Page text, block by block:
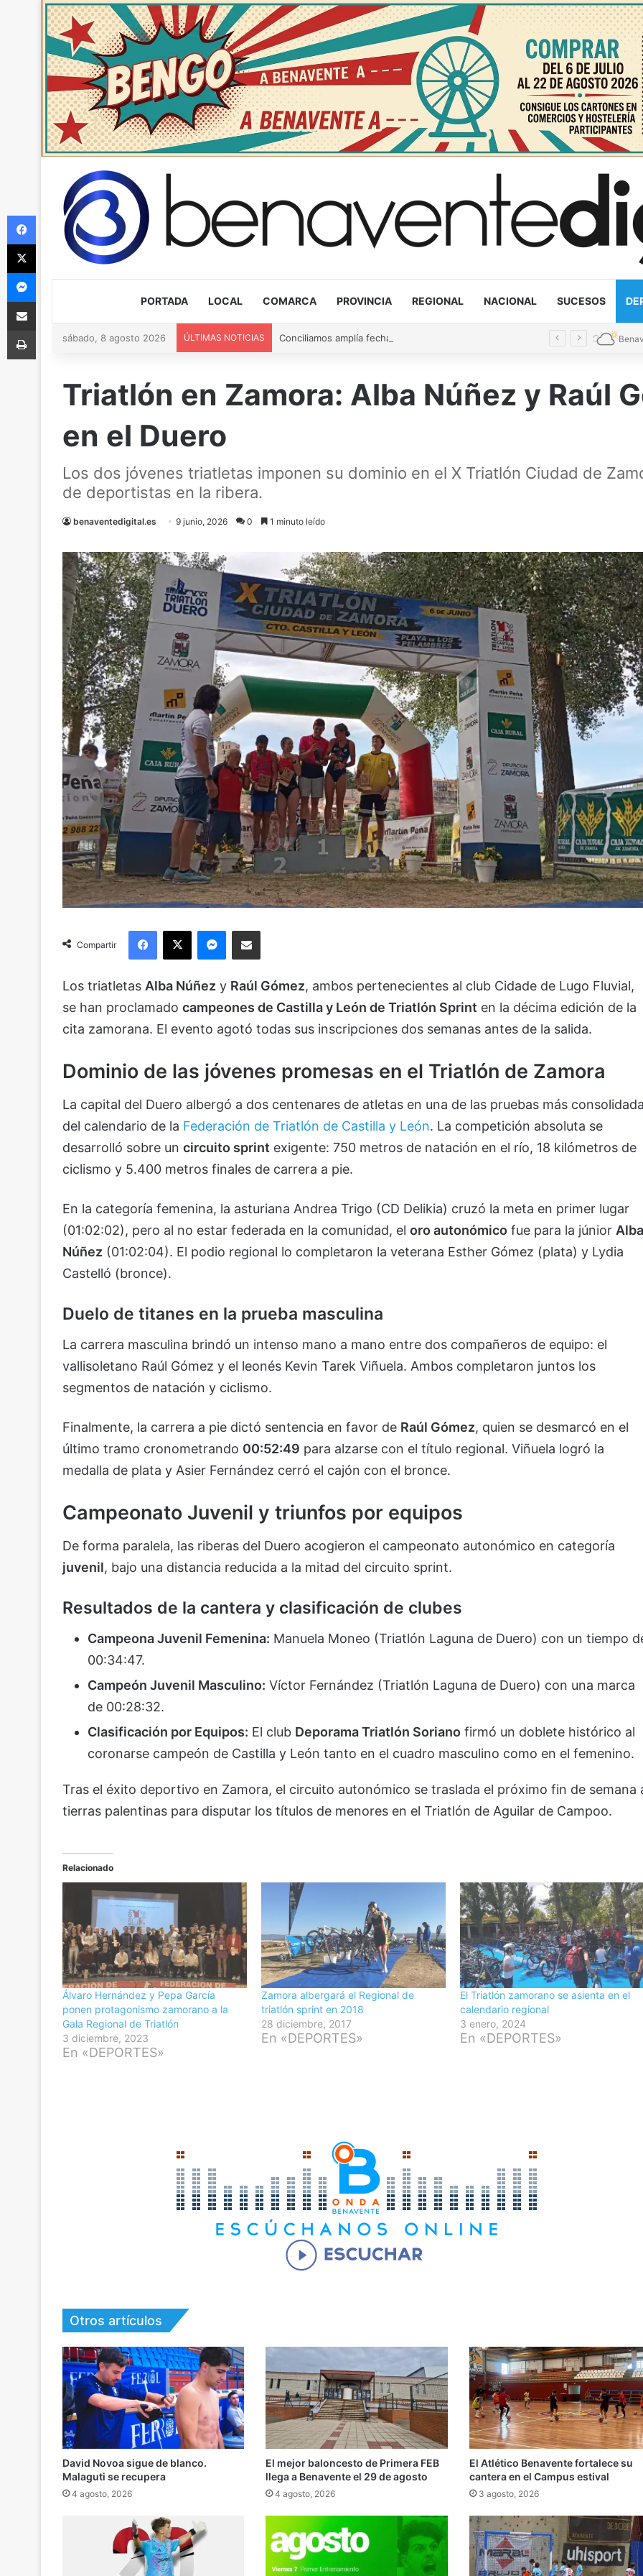
PORTADA LOCAL COMARCA PROVINCIA REGIONAL NACIONAL SUCESOS
sábado, 8 agosto 2026 ÚLTIMAS NOTICIAS
Triatlón en Zamora: Alba Núñez y Raúl
en el Duero
Los dos jóvenes triatletas imponen su dominio en el X Triatlón Ciudad de
de deportistas en la ribera.
benaventedigital.es 9 junio, 2026 0 1 minuto leído
Compartir
Facebook
X Messenger
Compartir via Email
Los triatletas Alba Núñez y Raúl Gómez, ambos pertenecientes al club Cidade de Lugo Fluvial,
se han proclamado campeones de Castilla y León de Triatlón Sprint en la décima edición de la
cita zamorana. El evento agotó todas sus inscripciones dos semanas antes de la salida.
Dominio de las jóvenes promesas en el Triatlón de Zamora
La capital del Duero albergó a dos centenares de atletas en una de las pruebas más
del calendario de la Federación de Triatlón de Castilla y León. La competición absoluta se
desarrolló sobre un circuito sprint exigente: 750 metros de natación en el río, 18 kilómetros de
ciclismo y 5.400 metros finales de carrera a pie.
En la categoría femenina, la asturiana Andrea Trigo (CD Delikia) cruzó la meta en primer lugar
(01:02:02), pero al no estar federada en la comunidad, el oro autonómico fue para la júnior Alba
Núñez (01:02:04). El podio regional lo completaron la veterana Esther Gómez (plata) y Lydia
Castelló (bronce).
Duelo de titanes en la prueba masculina
La carrera masculina brindó un intenso mano a mano entre dos compañeros de equipo: el
vallisoletano Raúl Gómez y el leonés Kevin Tarek Viñuela. Ambos completaron juntos los
segmentos de natación y ciclismo.
Finalmente, la carrera a pie dictó sentencia en favor de Raúl Gómez, quien se desmarcó en el
último tramo cronometrando 00:52:49 para alzarse con el título regional. Viñuela logró la
medalla de plata y Asier Fernández cerró el cajón con el bronce.
Campeonato Juvenil y triunfos por equipos
De forma paralela, las riberas del Duero acogieron el campeonato autonómico en categoría
juvenil, bajo una distancia reducida a la mitad del circuito sprint.
Resultados de la cantera y clasificación de clubes
Campeona Juvenil Femenina: Manuela Moneo (Triatlón Laguna de Duero) con un tiempo
00:34:47.
Campeón Juvenil Masculino: Víctor Fernández (Triatlón Laguna de Duero) con una marca
de 00:28:32.
Clasificación por Equipos: El club Deporama Triatlón Soriano firmó un doblete histórico al
coronarse campeón de Castilla y León tanto en el cuadro masculino como en el femenino.
Tras el éxito deportivo en Zamora, el circuito autonómico se traslada el próximo fin de semana
tierras palentinas para disputar los títulos de menores en el Triatlón de Aguilar de Campoo.
Relacionado
Álvaro Hernández y Pepa García
ponen protagonismo zamorano a la
Gala Regional de Triatlón
3 diciembre, 2023
En «DEPORTES»
Zamora albergará el Regional de
triatlón sprint en 2018
28 diciembre, 2017
En «DEPORTES»
El Triatlón zamorano se asienta en el
calendario regional
3 enero, 2024
En «DEPORTES»
Otros artículos
David Novoa sigue de blanco.
Malaguti se recupera
4 agosto, 2026
El mejor baloncesto de Primera FEB
llega a Benavente el 29 de agosto
4 agosto, 2026
El Atlético Benavente fortalece su
cantera en el Campus estival
3 agosto, 2026
Facebook
X
Messenger
Compartir via Email